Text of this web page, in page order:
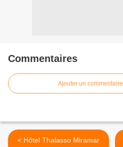
Commentaires
Ajouter un commentaire
< Hôtel Thalasso Miramar